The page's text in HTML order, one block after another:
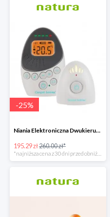
-25%
Niania Elektroniczna Dwukierunkowa
195.29 zł260.00 zł*